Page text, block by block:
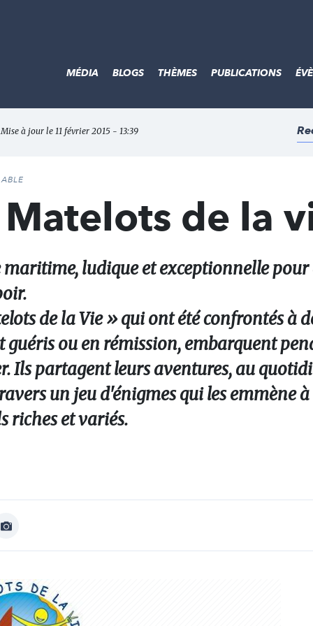
MÉDIA BLOGS THÈMES PUBLICATIONS
à jour le 11 février 2015 - 13:39
de la
ludique et exceptionnelle pour
de la Vie » qui ont été confrontés à
guéris ou en rémission, embarquent
Ils partagent leurs aventures, au
un jeu d'énigmes qui les emmène
riches et variés.
Afficher